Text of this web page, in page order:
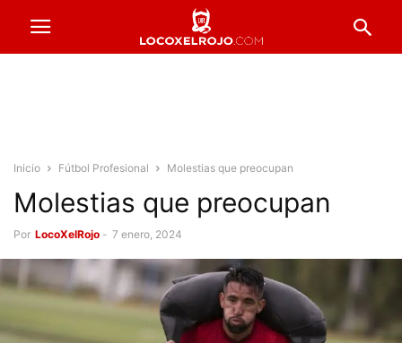
Inicio Fútbol Profesional Molestias que preocupan
Molestias que preocupan
Por LocoXelRojo - 7 enero, 2024